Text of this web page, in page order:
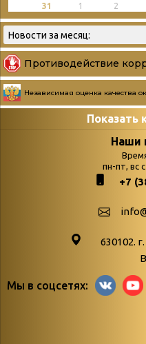
31
1 2
Противодействие
Независимая оценка качества
Показать
Страницы
podvedenie-itogov-
paskhalnaya-palitra
Библионочь – как
Наши
пн-пт, вс
+7
630102.
Мы в соцсетях: